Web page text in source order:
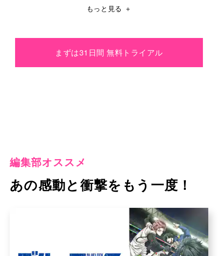
もっと見る ＋
まずは31日間 無料トライアル
編集部オススメ
あの感動と衝撃をもう一度！